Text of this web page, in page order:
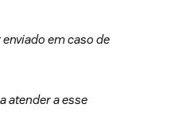
em caso de
atender a esse